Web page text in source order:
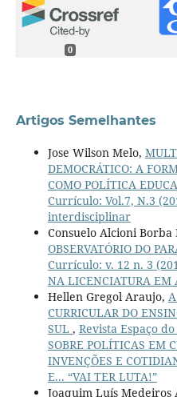
0
Artigos Semelhantes
Jose Wilson Melo,
DEMOCRÁTICO: A
COMO POLÍTICA
Currículo: Vol.7, N.3
interdisciplinar
Consuelo Alcioni
OBSERVATÓRIO DO
Currículo: v. 12 n. 3
NA LICENCIATURA EM
Hellen Gregol Araujo,
CURRICULAR DO
SUL , Revista Espaço
SOBRE POLÍTICAS EM
INVENÇÕES E
E... “VAI TER LUTA!”
Joaquim Luís Medeiros